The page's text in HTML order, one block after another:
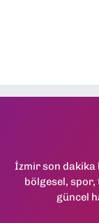
İzmir son dakika
bölgesel,
güncel